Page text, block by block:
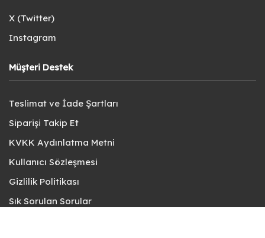
X (Twitter)
Instagram
Müşteri Destek
Teslimat ve İade Şartları
Siparişi Takip Et
KVKK Aydınlatma Metni
Kullanıcı Sözleşmesi
Gizlilik Politikası
Sık Sorulan Sorular